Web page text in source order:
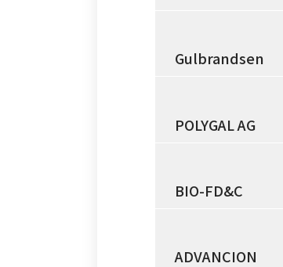
Gulbrandsen
POLYGAL AG
BIO-FD&C
ADVANCION